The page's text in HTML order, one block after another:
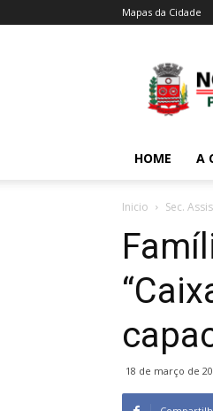
Mapas da Cidade
HOME A
Inicio Sec.
18 de março de